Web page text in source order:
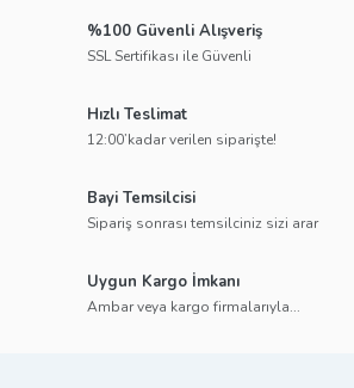
%100 Güvenli Alışveriş
SSL Sertifikası ile Güvenli
Hızlı Teslimat
12:00’kadar verilen siparişte!
Bayi Temsilcisi
Sipariş sonrası temsilciniz sizi arar
Uygun Kargo İmkanı
Ambar veya kargo firmalarıyla...